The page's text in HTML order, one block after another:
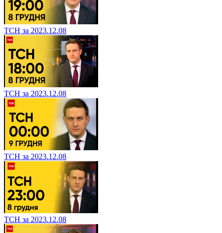
ТСН за 2023.12.08
ТСН за 2023.12.08
ТСН за 2023.12.08
ТСН за 2023.12.08